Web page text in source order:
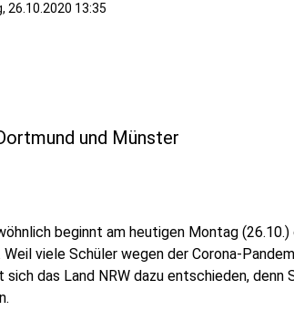
26.10.2020 13:35
und Münster
beginnt am heutigen Montag
viele Schüler wegen der Corona-
sich das Land NRW dazu entschieden,